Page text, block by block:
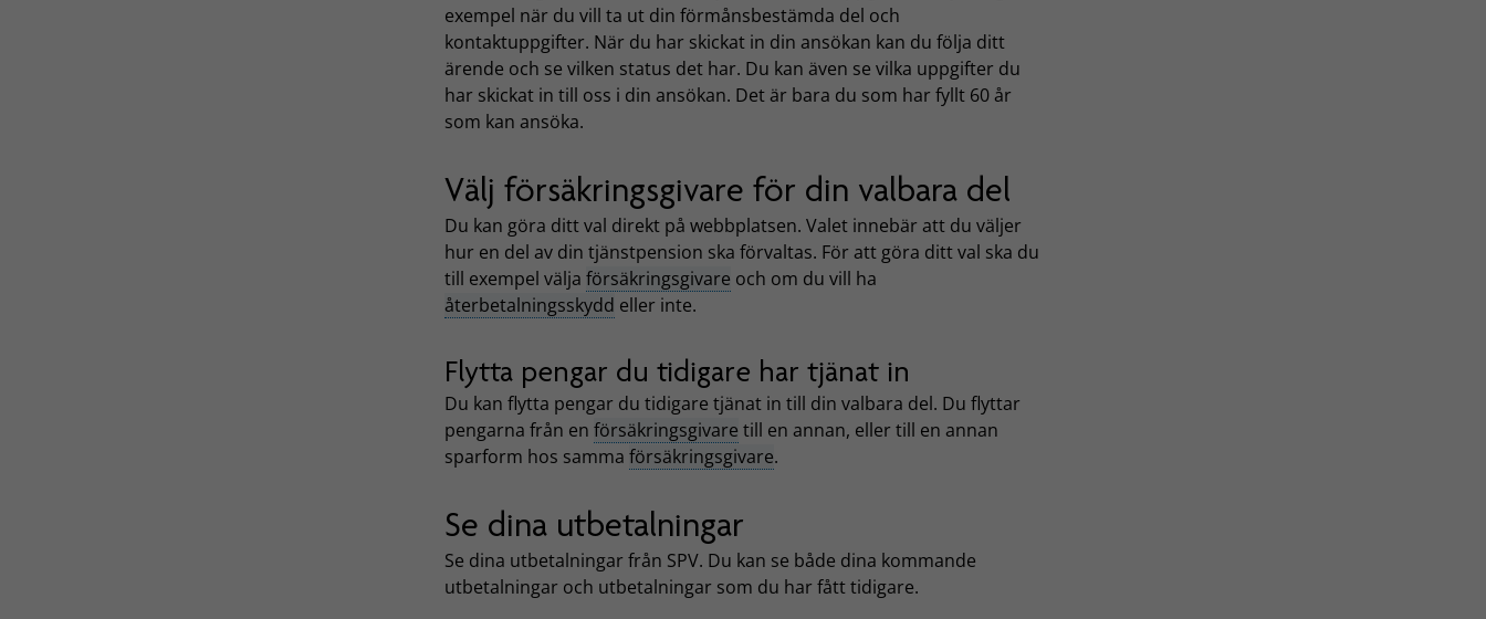
exempel när du vill ta ut din förmånsbestämda del och
kontaktuppgifter. När du har skickat in din ansökan kan du följa ditt
ärende och se vilken status det har. Du kan även se vilka uppgifter du
har skickat in till oss i din ansökan. Det är bara du som har fyllt 60 år
som kan ansöka.
Välj försäkringsgivare för din valbara del
Du kan göra ditt val direkt på webbplatsen. Valet innebär att du väljer
hur en del av din tjänstpension ska förvaltas. För att göra ditt val ska du
till exempel välja försäkringsgivare och om du vill ha
återbetalningsskydd eller inte.
Flytta pengar du tidigare har tjänat in
Du kan flytta pengar du tidigare tjänat in till din valbara del. Du flyttar
pengarna från en försäkringsgivare till en annan, eller till en annan
sparform hos samma försäkringsgivare.
Se dina utbetalningar
Se dina utbetalningar från SPV. Du kan se både dina kommande
utbetalningar och utbetalningar som du har fått tidigare.